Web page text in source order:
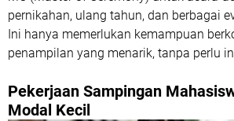
pernikahan, ulang tahun, dan berbagai
Ini hanya memerlukan kemampuan
penampilan yang menarik, tanpa perlu
Pekerjaan Sampingan
Modal Kecil